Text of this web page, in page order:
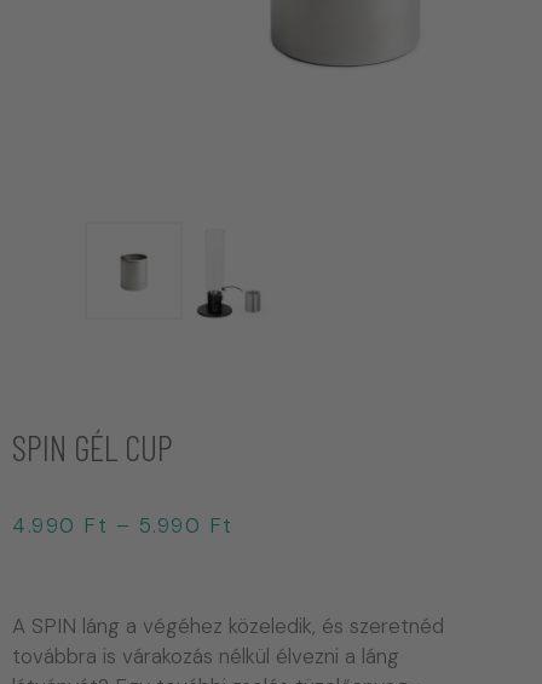
SPIN GÉL CUP
4.990 Ft – 5.990 Ft
A SPIN láng a végéhez közeledik, és szeretnéd
továbbra is várakozás nélkül élvezni a láng